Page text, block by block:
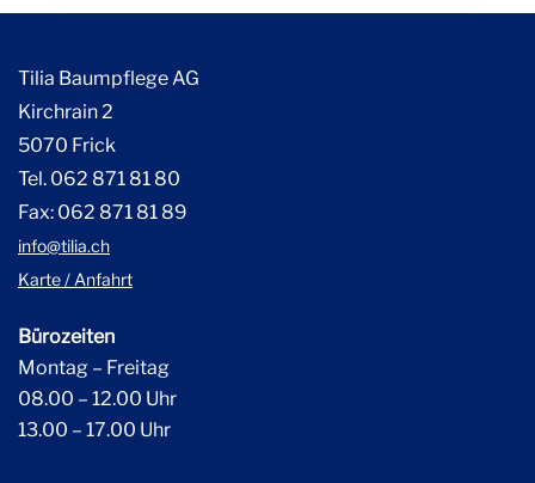
Tilia Baumpflege AG
Kirchrain 2
5070 Frick
Tel. 062 871 81 80
Fax: 062 871 81 89
info@tilia.ch
Karte / Anfahrt
Bürozeiten
Montag – Freitag
08.00 – 12.00 Uhr
13.00 – 17.00 Uhr